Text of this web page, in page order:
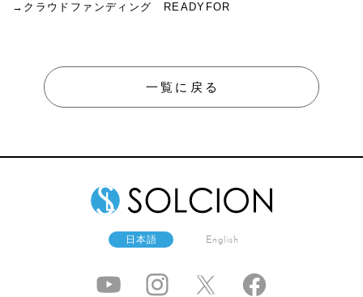
→クラウドファンディング READYFOR
一覧に戻る
日本語 English